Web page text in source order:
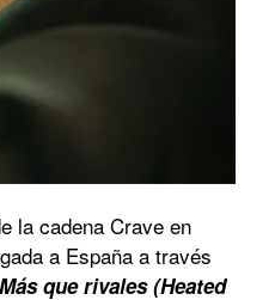
la cadena Crave en
a España a través
Más que rivales (Heated